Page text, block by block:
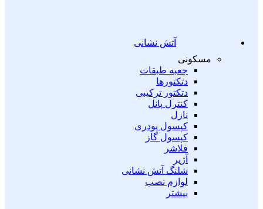
آتش نشانی
مسکونی
جعبه طبقات
دتکتورها
دتکتور ترکیبی
کنترل پانل
نازل
کپسول پودری
کپسول گاز
فلاشر
آژیر
شلنگ آتش نشانی
لوازم نصب
بیشتر